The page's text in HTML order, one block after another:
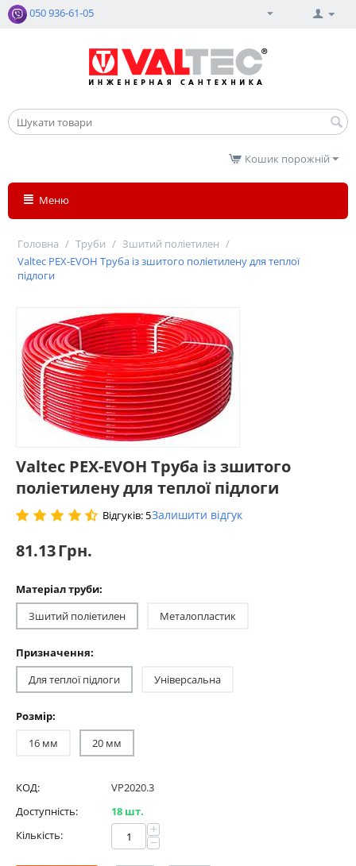
050 936-61-05
Кошик порожній
Меню
Головна / Труби / Зшитий поліетилен /
Valtec PEX-EVOH Труба із зшитого поліетилену для теплої
підлоги
Valtec PEX-EVOH Труба із зшитого
поліетилену для теплої підлоги
Відгуків: 5Залишити відгук
81.13Грн.
Матеріал труби:
Зшитий поліетилен
Металопластик
Призначення:
Для теплої підлоги
Універсальна
Розмір:
16 мм
20 мм
КОД:
VP2020.3
Доступність:
18 шт.
Кількість:
+
−